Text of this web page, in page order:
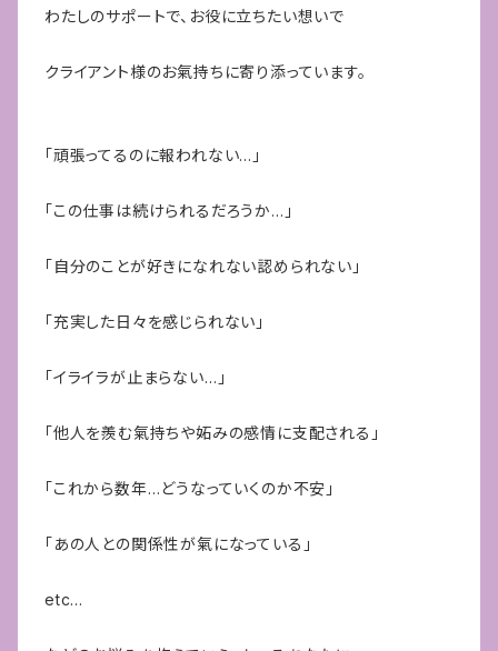
わたしのサポートで、お役に立ちたい想いで
クライアント様のお氣持ちに寄り添っています。
「頑張ってるのに報われない…」
「この仕事は続けられるだろうか…」
「自分のことが好きになれない認められない」
「充実した日々を感じられない」
「イライラが止まらない…」
「他人を羨む氣持ちや妬みの感情に支配される」
「これから数年…どうなっていくのか不安」
「あの人との関係性が氣になっている」
etc…